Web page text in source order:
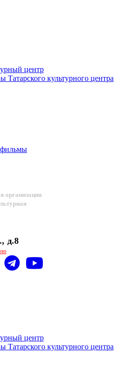
центр
Татарского культурного центра
организация
д.8
центр
Татарского культурного центра